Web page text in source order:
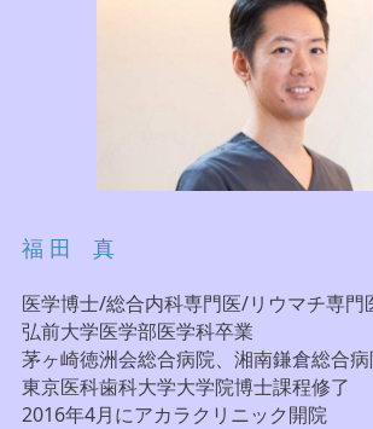
福 田 真
医学博士/総合内科専門医/リウマチ専門
弘前大学医学部医学科卒業
茅ヶ崎徳洲会総合病院、湘南鎌倉総合
東京医科歯科大学大学院博士課程修了
2016年4月にアカラクリニック開院